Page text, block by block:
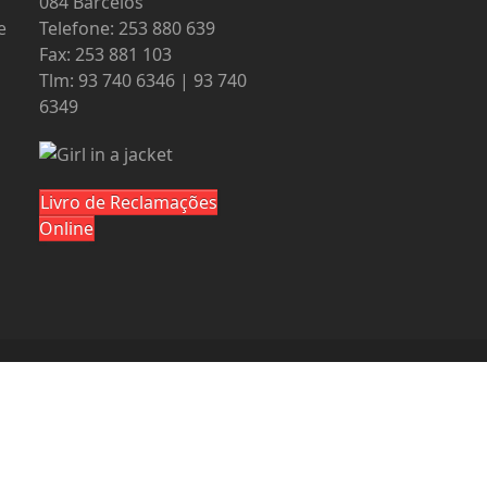
Telefone: 253 880 639
Fax: 253 881 103
Tlm: 93 740 6346 | 93 740
6349
Livro de Reclamações
Online